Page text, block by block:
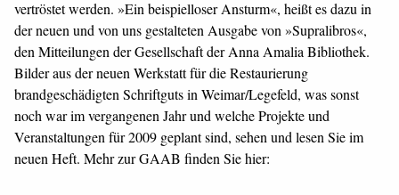
vertröstet werden. »Ein beispielloser Ansturm«, heißt es dazu in
der neuen und von uns gestalteten Ausgabe von »Supralibros«,
den Mitteilungen der Gesellschaft der Anna Amalia Bibliothek.
Bilder aus der neuen Werkstatt für die Restaurierung
brandgeschädigten Schriftguts in Weimar/Legefeld, was sonst
noch war im vergangenen Jahr und welche Projekte und
Veranstaltungen für 2009 geplant sind, sehen und lesen Sie im
neuen Heft. Mehr zur GAAB finden Sie hier: